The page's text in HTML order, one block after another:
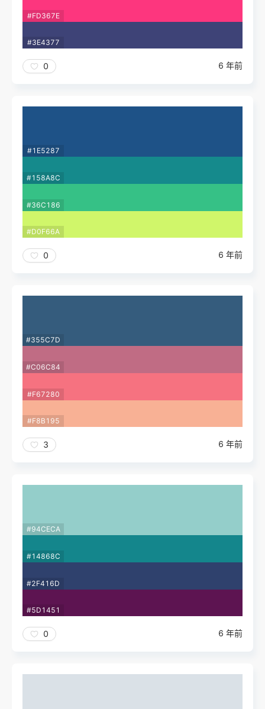
#FD367E
#3E4377
0 6 年前
#1E5287
#158A8C
#36C186
#D0F66A
0 6 年前
#355C7D
#C06C84
#F67280
#F8B195
3 6 年前
#94CECA
#14868C
#2F416D
#5D1451
0 6 年前